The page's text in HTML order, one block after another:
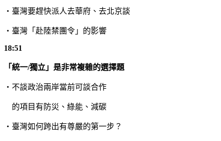
・臺灣要趕快派人去華府、去北京談
・臺灣「赴陸禁團令」的影響
18:51
「統一/獨立」是非常複雜的選擇題
・不談政治兩岸當前可談合作
的項目有防災、綠能、減碳
・臺灣如何跨出有尊嚴的第一步？